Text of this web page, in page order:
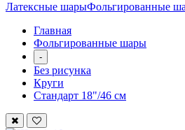
Латексные шарыФольгированные
Главная
Фольгированные шары
-
Без рисунка
Круги
Стандарт 18"/46 см